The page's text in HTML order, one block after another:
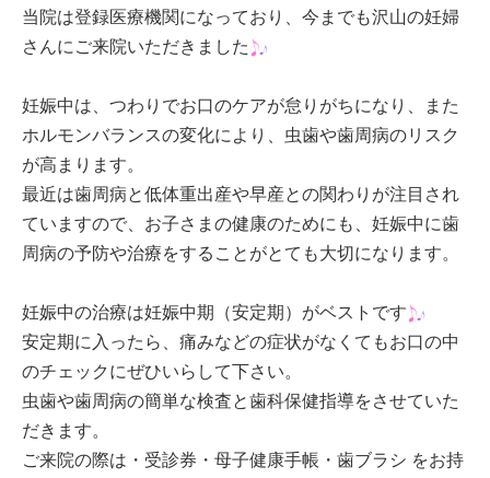
当院は登録医療機関になっており、今までも沢山の妊婦
さんにご来院いただきました
妊娠中は、つわりでお口のケアが怠りがちになり、また
ホルモンバランスの変化により、虫歯や歯周病のリスク
が高まります。
最近は歯周病と低体重出産や早産との関わりが注目され
ていますので、お子さまの健康のためにも、妊娠中に歯
周病の予防や治療をすることがとても大切になります。
妊娠中の治療は妊娠中期（安定期）がベストです
安定期に入ったら、痛みなどの症状がなくてもお口の中
のチェックにぜひいらして下さい。
虫歯や歯周病の簡単な検査と歯科保健指導をさせていた
だきます。
ご来院の際は・受診券・母子健康手帳・歯ブラシ をお持